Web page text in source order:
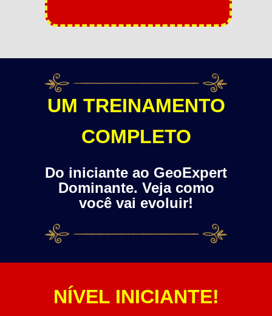
UM TREINAMENTO
COMPLETO
Do iniciante ao GeoExpert
Dominante. Veja como
você vai evoluir!
NÍVEL INICIANTE!